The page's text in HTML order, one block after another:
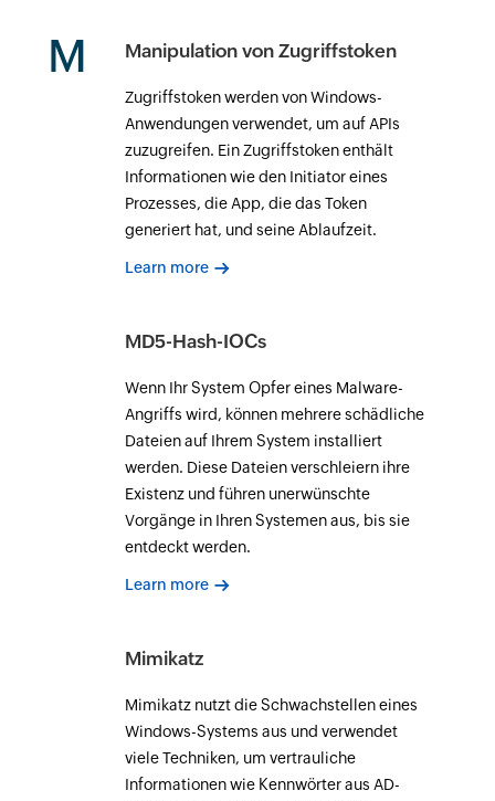
M Manipulation von Zugriffstoken
Zugriffstoken werden von Windows-
Anwendungen verwendet, um auf APIs
zuzugreifen. Ein Zugriffstoken enthält
Informationen wie den Initiator eines
Prozesses, die App, die das Token
generiert hat, und seine Ablaufzeit.
Learn more
MD5-Hash-IOCs
Wenn Ihr System Opfer eines Malware-
Angriffs wird, können mehrere schädliche
Dateien auf Ihrem System installiert
werden. Diese Dateien verschleiern ihre
Existenz und führen unerwünschte
Vorgänge in Ihren Systemen aus, bis sie
entdeckt werden.
Learn more
Mimikatz
Mimikatz nutzt die Schwachstellen eines
Windows-Systems aus und verwendet
viele Techniken, um vertrauliche
Informationen wie Kennwörter aus AD-